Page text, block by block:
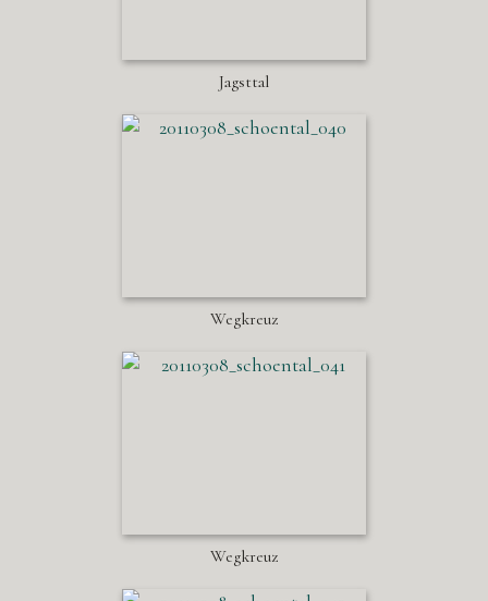
Jagsttal
Wegkreuz
Wegkreuz